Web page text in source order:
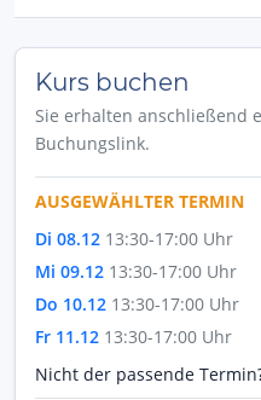
Kurs buchen
Sie erhalten anschließend
Buchungslink.
AUSGEWÄHLTER TERMIN
Di 08.12 13:30-17:00 Uhr
Mi 09.12 13:30-17:00 Uhr
Do 10.12 13:30-17:00 Uhr
Fr 11.12 13:30-17:00 Uhr
Nicht der passende